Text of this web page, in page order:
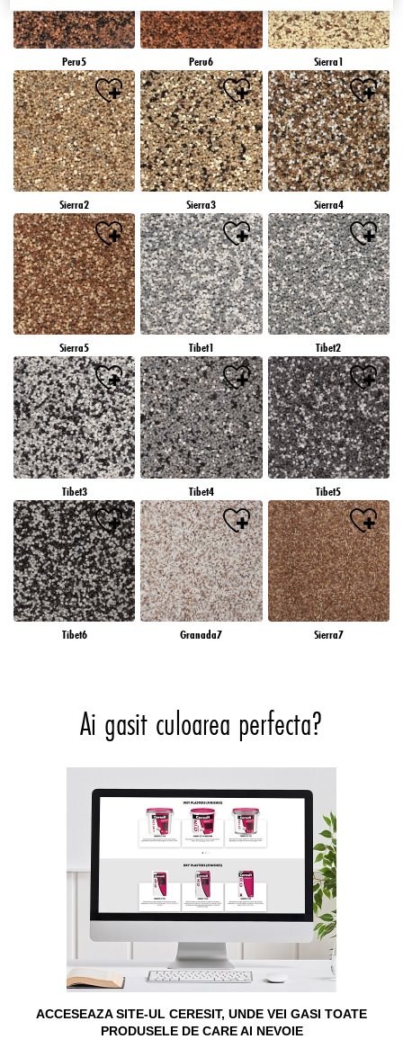
Peru5 Peru6 Sierra1
Sierra2 Sierra3 Sierra4
Sierra5 Tibet1 Tibet2
Tibet3 Tibet4 Tibet5
Tibet6 Granada7 Sierra7
Ai gasit culoarea perfecta?
ACCESEAZA SITE-UL CERESIT, UNDE VEI GASI TOATE
PRODUSELE DE CARE AI NEVOIE